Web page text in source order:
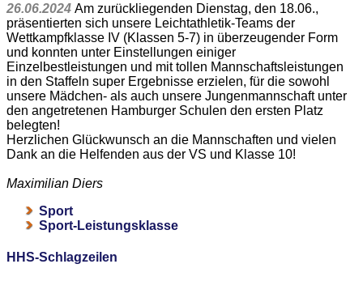
26.06.2024 Am zurückliegenden Dienstag, den 18.06.,
präsentierten sich unsere Leichtathletik-Teams der
Wettkampfklasse IV (Klassen 5-7) in überzeugender Form
und konnten unter Einstellungen einiger
Einzelbestleistungen und mit tollen Mannschaftsleistungen
in den Staffeln super Ergebnisse erzielen, für die sowohl
unsere Mädchen- als auch unsere Jungenmannschaft unter
den angetretenen Hamburger Schulen den ersten Platz
belegten!
Herzlichen Glückwunsch an die Mannschaften und vielen
Dank an die Helfenden aus der VS und Klasse 10!
Maximilian Diers
Sport
Sport-Leistungsklasse
HHS-Schlagzeilen